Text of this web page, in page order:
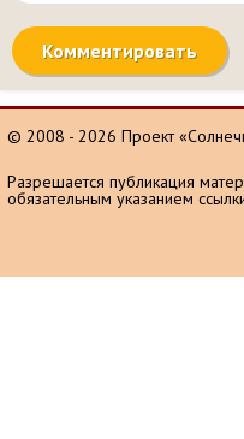
© 2008 - 2026 Проект
Разрешается публикация
обязательным указанием